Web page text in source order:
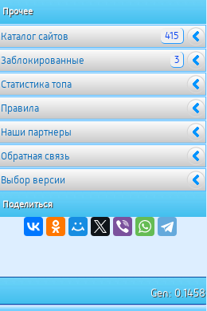
Прочее
Каталог сайтов 415
Заблокированные 3
Cтатистика топа
Правила
Наши партнеры
Обратная связь
Выбор версии
Поделиться
Gen: 0.1458